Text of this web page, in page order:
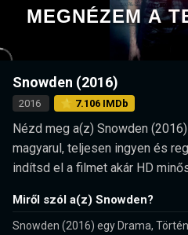
MEGNÉZEM A
Snowden (2016)
2016 ⭐ 7.106 IMDb
Nézd meg a(z) Snowden
magyarul, teljesen ingyen és
indítsd el a filmet akár HD
Miről szól a(z) Snowden?
Snowden (2016) egy Drama,